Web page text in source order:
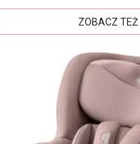
ZOBACZ TEŻ